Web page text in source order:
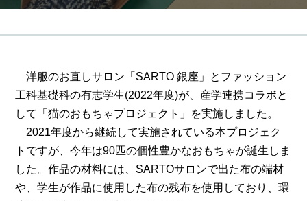
洋服のお直しサロン「SARTO 銀座」とファッション
工科基礎科の有志学生(2022年度)が、産学連携コラボと
して「猫のおもちゃプロジェクト」を実施しました。
2021年度から継続して実施されている本プロジェク
トですが、今年は90匹の個性豊かなおもちゃが誕生しま
した。作品の材料には、SARTOサロンで出た布の端材
や、学生が作品に使用した布の残布を使用しており、環